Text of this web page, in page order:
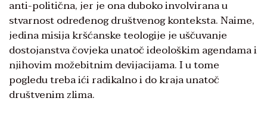
anti-politična, jer je ona duboko involvirana u
stvarnost određenog društvenog konteksta. Naime,
jedina misija kršćanske teologije je uščuvanje
dostojanstva čovjeka unatoč ideološkim agendama i
njihovim možebitnim devijacijama. I u tome
pogledu treba ići radikalno i do kraja unatoč
društvenim zlima.